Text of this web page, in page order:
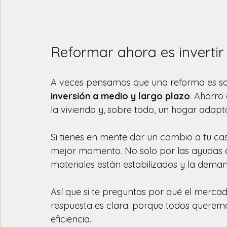
Reformar ahora es
A veces pensamos que una reforma es
inversión a medio y largo plazo.
la vivienda y, sobre todo, un hogar
Si tienes en mente dar un cambio a tu
mejor momento. No solo por las ayudas
materiales están estabilizados y la
Así que si te preguntas por qué el
respuesta es clara: porque todos
eficiencia.